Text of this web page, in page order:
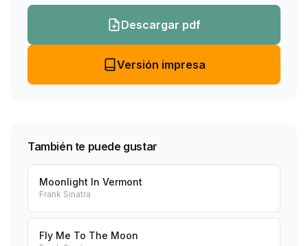
Descargar pdf
Versión impresa
También te puede gustar
Moonlight In Vermont
Frank Sinatra
Fly Me To The Moon